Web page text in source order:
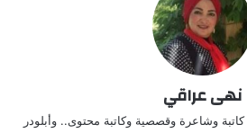
نهى عراقي
وشاعرة وقصصية وكاتبة محتوى.. وأبلودر